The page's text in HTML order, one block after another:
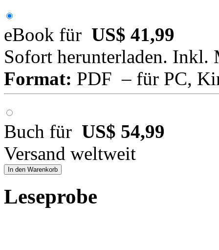
eBook für US$ 41,99
Sofort herunterladen. Inkl.
Format: PDF – für PC,
Buch für US$ 54,99
Versand weltweit
In den Warenkorb
Leseprobe